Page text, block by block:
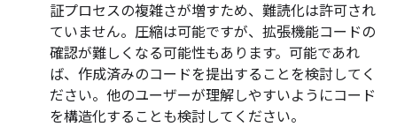
証プロセスの複雑さが増すため、難読化は許可され
ていません。圧縮は可能ですが、拡張機能コードの
確認が難しくなる可能性もあります。可能であれ
ば、作成済みのコードを提出することを検討してく
ださい。他のユーザーが理解しやすいようにコード
を構造化することも検討してください。